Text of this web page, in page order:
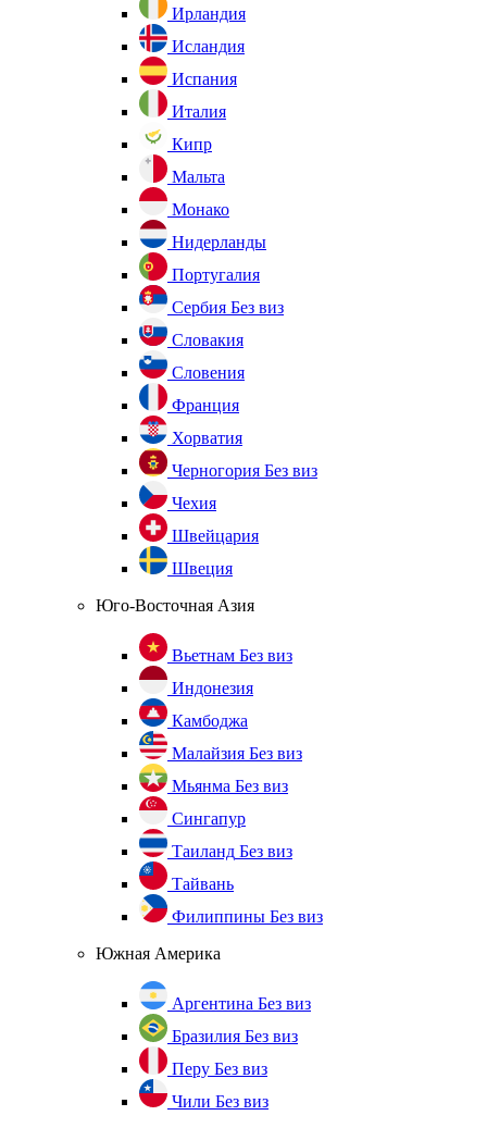
Ирландия
Исландия
Испания
Италия
Кипр
Мальта
Монако
Нидерланды
Португалия
Сербия Без виз
Словакия
Словения
Франция
Хорватия
Черногория Без виз
Чехия
Швейцария
Швеция
Юго-Восточная Азия
Вьетнам Без виз
Индонезия
Камбоджа
Малайзия Без виз
Мьянма Без виз
Сингапур
Таиланд Без виз
Тайвань
Филиппины Без виз
Южная Америка
Аргентина Без виз
Бразилия Без виз
Перу Без виз
Чили Без виз